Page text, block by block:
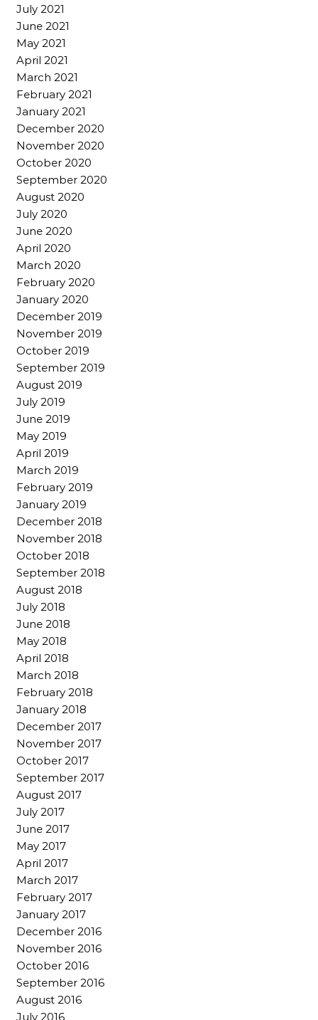
July 2021
June 2021
May 2021
April 2021
March 2021
February 2021
January 2021
December 2020
November 2020
October 2020
September 2020
August 2020
July 2020
June 2020
April 2020
March 2020
February 2020
January 2020
December 2019
November 2019
October 2019
September 2019
August 2019
July 2019
June 2019
May 2019
April 2019
March 2019
February 2019
January 2019
December 2018
November 2018
October 2018
September 2018
August 2018
July 2018
June 2018
May 2018
April 2018
March 2018
February 2018
January 2018
December 2017
November 2017
October 2017
September 2017
August 2017
July 2017
June 2017
May 2017
April 2017
March 2017
February 2017
January 2017
December 2016
November 2016
October 2016
September 2016
August 2016
July 2016